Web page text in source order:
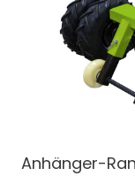
Anhänger-